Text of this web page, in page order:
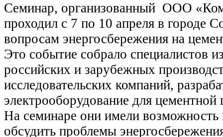
Семинар, организованный ООО
проходил с 7 по 10 апреля в городе
вопросам энергосбережения на
Это событие собрало специалистов
российских и зарубежных
исследовательских компаний,
электрооборудование для
На семинаре они имели возможность
обсудить проблемы